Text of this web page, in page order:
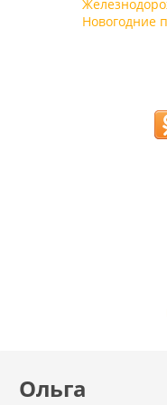
водно-моторные виды
Новогодние
Ольга